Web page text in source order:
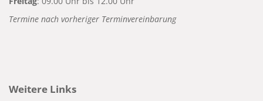
Termine nach vorheriger Terminvereinbarung
Weitere Links